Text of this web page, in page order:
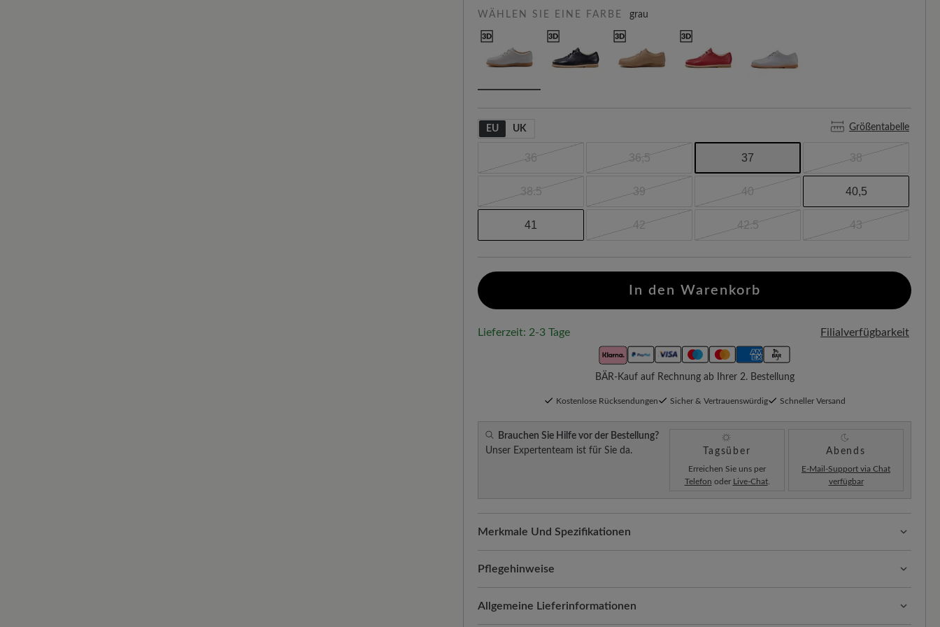
WÄHLEN SIE EINE FARBE grau
EU UK Größentabelle
36 36,5 37 38
38.5 39 40 40,5
41 42 42.5 43
In den Warenkorb
Lieferzeit: 2-3 Tage Filialverfügbarkeit
BÄR-Kauf auf Rechnung ab Ihrer 2. Bestellung
Kostenlose Rücksendungen Sicher & Vertrauenswürdig Schneller Versand
Brauchen Sie Hilfe vor der Bestellung?
Unser Expertenteam ist für Sie da.
Tagsüber
Erreichen Sie uns per
Telefon oder Live-Chat.
Abends
E-Mail-Support via Chat
verfügbar
Merkmale Und Spezifikationen
Freeyourfeet!Die perfekte Passform mit 100% Zehenfreiheit. Natürlich geformte
Schuhe, handgefertigt hergestellt.
Alltagstauglichkeit vereint. Robustes Leder ist super pflegeleicht.
Pflegehinweise
Langlebigkeit und einem gepflegten Aussehen. So geht’s:
Allgemeine Lieferinformationen